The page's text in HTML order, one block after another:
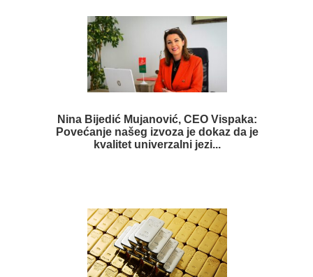
Nina Bijedić Mujanović, CEO Vispaka:
Povećanje našeg izvoza je dokaz da je
kvalitet univerzalni jezi...